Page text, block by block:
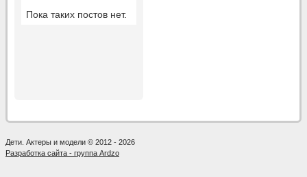
Пока таких постов нет.
Дети. Актеры и модели © 2012 - 2026
Разработка сайта - группа Ardzo